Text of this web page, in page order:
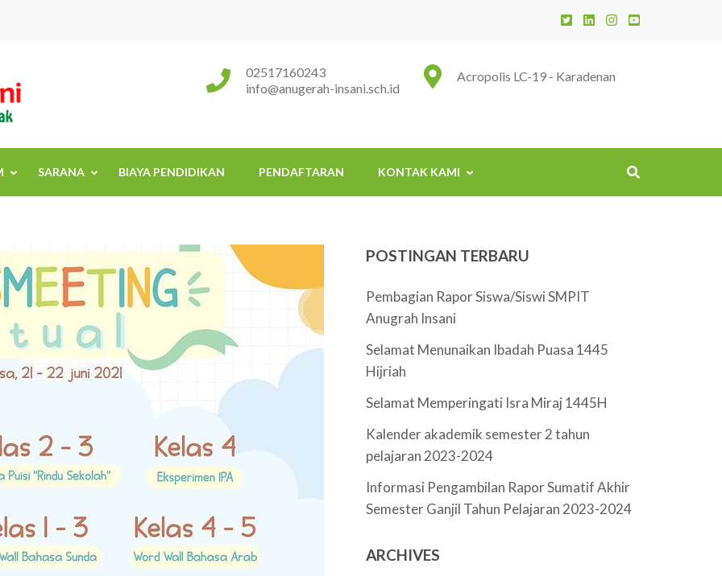
Sekolah Islam Terpadu Anugerah Insani Acropolis LC-19 - Karadenan
02517160243
info@anugerah-insani.sch.id
SARANA BIAYA PENDIDIKAN PENDAFTARAN KONTAK KAMI
POSTINGAN TERBARU
Pembagian Rapor Siswa/Siswi SMPIT
Anugrah Insani
Selamat Menunaikan Ibadah Puasa 1445
Hijriah
Selamat Memperingati Isra Miraj 1445H
Kalender akademik semester 2 tahun
pelajaran 2023-2024
Informasi Pengambilan Rapor Sumatif Akhir
Semester Ganjil Tahun Pelajaran 2023-2024
ARCHIVES